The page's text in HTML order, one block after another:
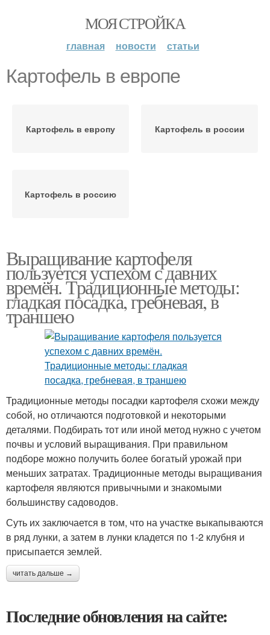
МОЯ СТРОЙКА
главная новости статьи
Картофель в европе
Картофель в европу Картофель в россии
Картофель в россию
Выращивание картофеля
пользуется успехом с давних
времён. Традиционные методы:
гладкая посадка, гребневая, в
траншею
Традиционные методы посадки картофеля схожи между
собой, но отличаются подготовкой и некоторыми
деталями. Подбирать тот или иной метод нужно с учетом
почвы и условий выращивания. При правильном
подборе можно получить более богатый урожай при
меньших затратах. Традиционные методы выращивания
картофеля являются привычными и знакомыми
большинству садоводов.
Суть их заключается в том, что на участке выкапываются
в ряд лунки, а затем в лунки кладется по 1-2 клубня и
присыпается землей.
читать дальше →
Последние обновления на сайте: